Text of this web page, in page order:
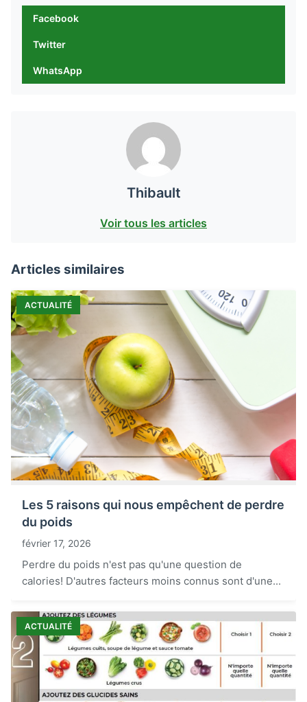
Facebook
Twitter
WhatsApp
Thibault
Voir tous les articles
Articles similaires
ACTUALITÉ
Les 5 raisons qui nous empêchent de perdre
du poids
février 17, 2026
Perdre du poids n'est pas qu'une question de
calories! D'autres facteurs moins connus sont d'une...
ACTUALITÉ